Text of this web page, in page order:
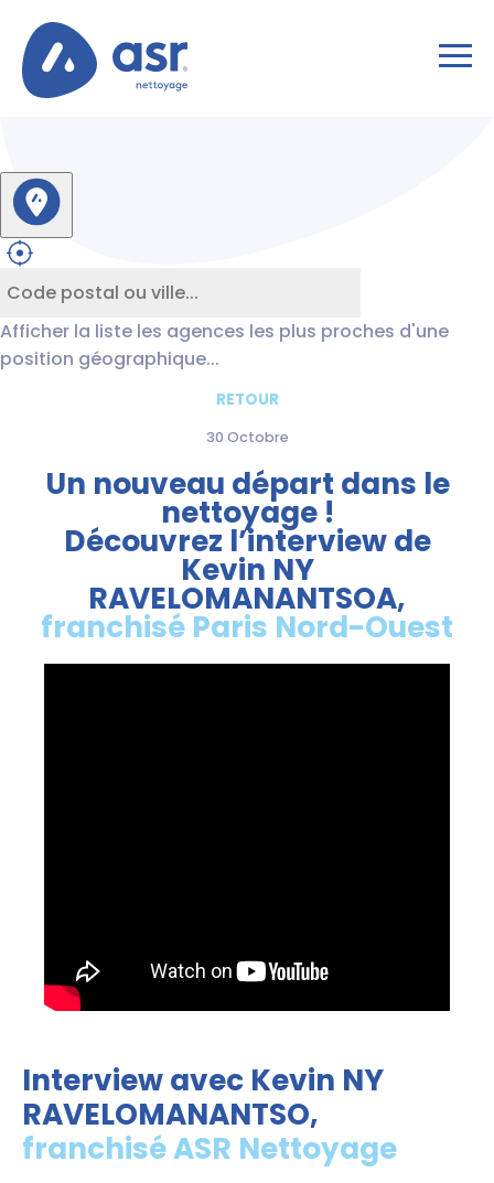
Afficher la liste les agences les plus proches d'une
position géographique...
RETOUR
30 Octobre
Un nouveau départ dans le
nettoyage !
Découvrez l’interview de
Kevin NY
RAVELOMANANTSOA,
franchisé Paris Nord-Ouest
Interview avec Kevin NY
RAVELOMANANTSO,
franchiséASR Nettoyage